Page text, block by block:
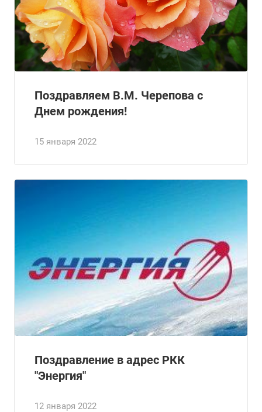
15 января 2022
Поздравляем В.М. Черепова с
Днем рождения!
12 января 2022
Поздравление в адрес РКК
"Энергия"